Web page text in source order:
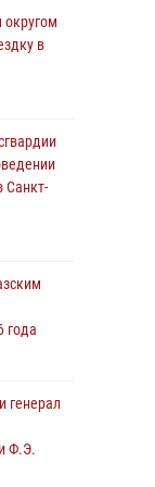
в
майор
в
Санкт-
года
генерал
Ф.Э.